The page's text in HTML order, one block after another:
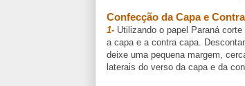
Confecção da Capa e
1- Utilizando o papel Paraná
a capa e a contra capa.
deixe uma pequena margem,
laterais do verso da capa e da